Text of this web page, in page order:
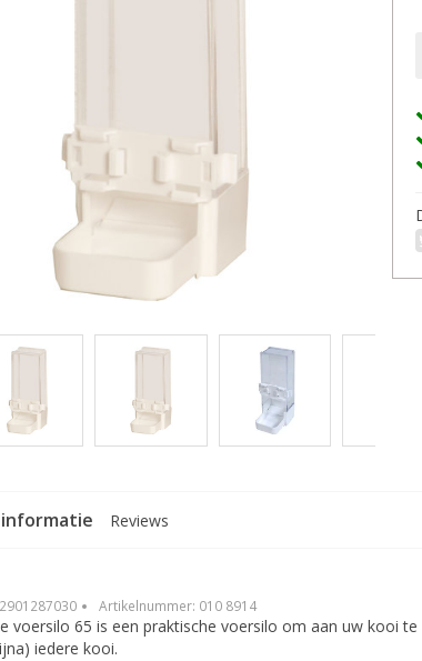
Reviews
Artikelnummer: 010 8914
voersilo 65 is een praktische voersilo om aan uw kooi
iedere kooi.